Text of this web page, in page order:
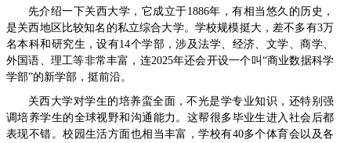
先介绍一下关西大学，它成立于1886年，有相当悠久的历史，
是关西地区比较知名的私立综合大学。学校规模挺大，差不多有3万
名本科和研究生，设有14个学部，涉及法学、经济、文学、商学、
外国语、理工等非常丰富，连2025年还会开设一个叫“商业数据科学
学部”的新学部，挺前沿。
关西大学对学生的培养蛮全面，不光是学专业知识，还特别强
调培养学生的全球视野和沟通能力。这帮很多毕业生进入社会后都
表现不错。校园生活方面也相当丰富，学校有40多个体育会以及各